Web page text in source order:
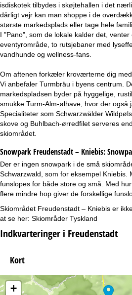
isdiskotek tilbydes i skøjtehallen i det
dårligt vejr kan man shoppe i de
største markedsplads eller tage hele
I "Pano", som de lokale kalder det,
eventyrområde, to rutsjebaner med
vandhunde og wellness-fans.
Om aftenen forkæler kroværterne dig
Vi anbefaler Turmbräu i byens centrum.
markedspladsen byder på hyggelige,
smukke Turm-Alm-ølhave, hvor der også
Specialiteter som Schwarzwälder
skove og Buhlbach-ørredfilet serveres
skiområdet.
Snowpark Freudenstadt – Kniebis:
Der er ingen snowpark i de små
Schwarzwald, som for eksempel Kniebis.
funslopes for både store og små. Med
flere mindre hop giver de forskellige
Skiområdet Freudenstadt – Kniebis er
at se her: Skiområder Tyskland
Indkvarteringer i Freudenstadt
Kort
+